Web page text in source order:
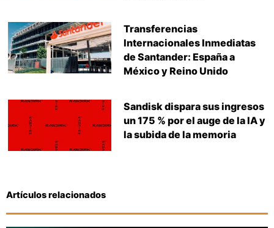
Transferencias
Internacionales Inmediatas
de Santander: España a
México y Reino Unido
Sandisk dispara sus ingresos
un 175 % por el auge de la IA y
la subida de la memoria
Artículos relacionados